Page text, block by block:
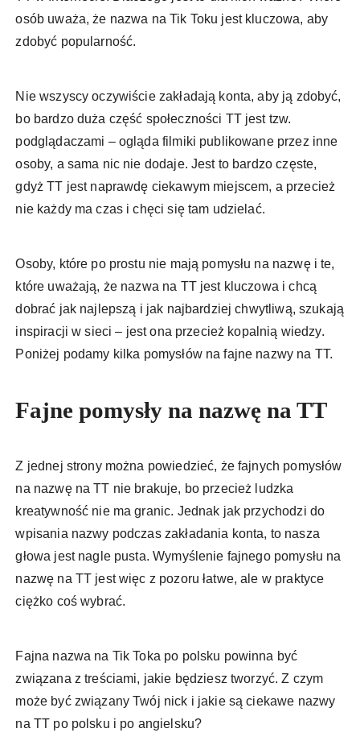
osób uważa, że nazwa na Tik Toku jest kluczowa, aby
zdobyć popularność.
Nie wszyscy oczywiście zakładają konta, aby ją zdobyć,
bo bardzo duża część społeczności TT jest tzw.
podglądaczami – ogląda filmiki publikowane przez inne
osoby, a sama nic nie dodaje. Jest to bardzo częste,
gdyż TT jest naprawdę ciekawym miejscem, a przecież
nie każdy ma czas i chęci się tam udzielać.
Osoby, które po prostu nie mają pomysłu na nazwę i te,
które uważają, że nazwa na TT jest kluczowa i chcą
dobrać jak najlepszą i jak najbardziej chwytliwą, szukają
inspiracji w sieci – jest ona przecież kopalnią wiedzy.
Poniżej podamy kilka pomysłów na fajne nazwy na TT.
Fajne pomysły na nazwę na TT
Z jednej strony można powiedzieć, że fajnych pomysłów
na nazwę na TT nie brakuje, bo przecież ludzka
kreatywność nie ma granic. Jednak jak przychodzi do
wpisania nazwy podczas zakładania konta, to nasza
głowa jest nagle pusta. Wymyślenie fajnego pomysłu na
nazwę na TT jest więc z pozoru łatwe, ale w praktyce
ciężko coś wybrać.
Fajna nazwa na Tik Toka po polsku powinna być
związana z treściami, jakie będziesz tworzyć. Z czym
może być związany Twój nick i jakie są ciekawe nazwy
na TT po polsku i po angielsku?